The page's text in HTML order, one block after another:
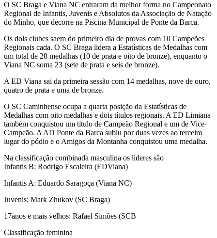
O SC Braga e Viana NC entraram da melhor forma no Campeonato
Regional de Infantis, Juvenis e Absolutos da Associação de Natação
do Minho, que decorre na Piscina Municipal de Ponte da Barca.
Os dois clubes saem do primeiro dia de provas com 10 Campeões
Regionais cada. O SC Braga lidera a Estatísticas de Medalhas com
um total de 28 medalhas (10 de prata e oito de bronze), enquanto o
Viana NC soma 23 (sete de prata e seis de bronze).
A ED Viana sai da primeira sessão com 14 medalhas, nove de ouro,
quatro de prata e uma de bronze.
O SC Caminhense ocupa a quarta posição da Estatísticas de
Medalhas com oito medalhas e dois títulos regionais. A ED Limiana
também conquistou um título de Campeão Regional e um de Vice-
Campeão. A AD Ponte da Barca subiu por duas vezes ao terceiro
lugar do pódio e o Amigos da Montanha conquistou uma medalha.
Na classificação combinada masculina os lideres são
Infantis B: Rodrigo Escaleira (EDViana)
Infantis A: Eduardo Saragoça (Viana NC)
Juvenis: Mark Zhukov (SC Braga)
17anos e mais velhos: Rafael Simões (SCB
Classificação feminina